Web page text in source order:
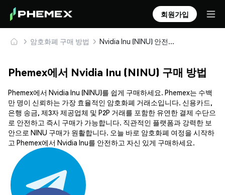
회원가입
암호화폐 구매 방법 Nvidia Inu (NINU) 안전하게 구매 및 보관
Phemex에서 Nvidia Inu (NINU) 구매 방법
Phemex에서 Nvidia Inu (NINU)를 쉽게 구매하세요. Phemex는 수백
만 명이 신뢰하는 가장 효율적인 암호화폐 거래소입니다. 신용카드,
은행 송금, 제3자 제공업체 및 P2P 거래를 포함한 유연한 결제 수단으
로 안전하고 즉시 구매가 가능합니다. 직관적인 플랫폼과 강력한 보
안으로 NINU 구매가 원활합니다. 오늘 바로 암호화폐 여정을 시작하
고 Phemex에서 Nvidia Inu를 안전하고 자신 있게 구매하세요.